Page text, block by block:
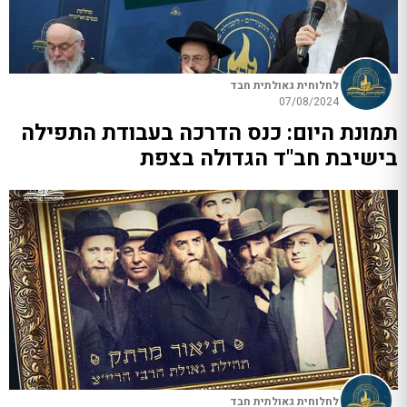
לחלוחית גאולתית חבד
07/08/2024
תמונת היום: כנס הדרכה בעבודת התפילה
בישיבת חב"ד הגדולה בצפת
לחלוחית גאולתית חבד